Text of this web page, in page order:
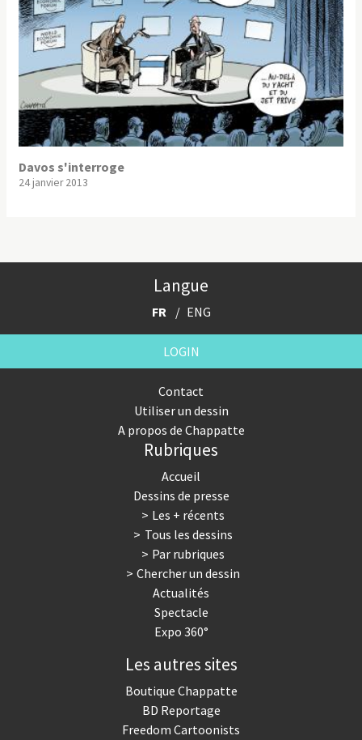
Davos s'interroge
24 janvier 2013
Langue
FR ENG
LOGIN
Contact
Utiliser un dessin
A propos de Chappatte
Rubriques
Accueil
Dessins de presse
Les + récents
Tous les dessins
Par rubriques
Chercher un dessin
Actualités
Spectacle
Expo 360°
Les autres sites
Boutique Chappatte
BD Reportage
Freedom Cartoonists